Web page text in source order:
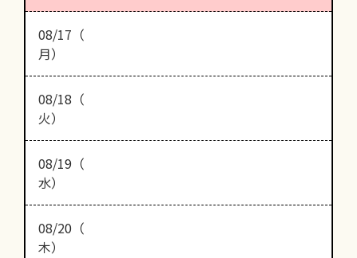
08/17（
月）
08/18（
火）
08/19（
水）
08/20（
木）